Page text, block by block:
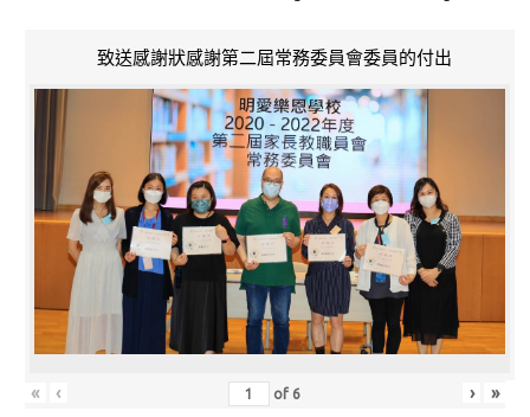
致送感謝狀感謝第二屆常務委員會委員的付出
« ‹ of 6 › »